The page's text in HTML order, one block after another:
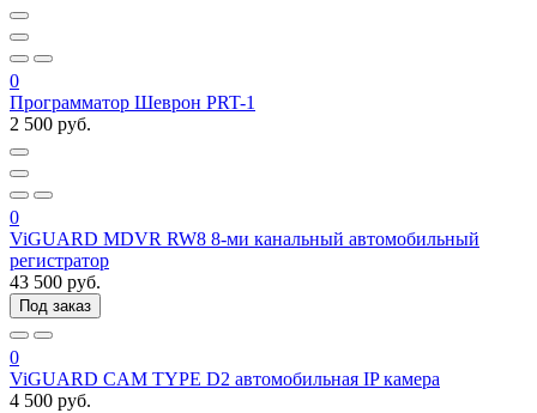
0
Программатор Шеврон PRT-1
2 500 руб.
0
ViGUARD MDVR RW8 8-ми канальный автомобильный
регистратор
43 500 руб.
Под заказ
0
ViGUARD CAM TYPE D2 автомобильная IP камера
4 500 руб.